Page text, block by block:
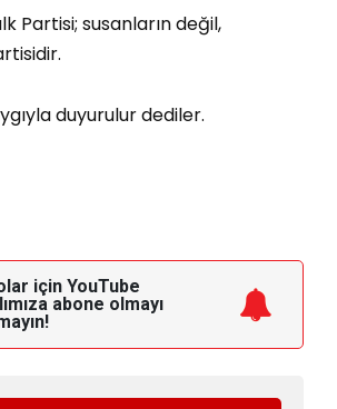
Partisi; susanların değil,
duyurulur dediler.
için YouTube
abone olmayı